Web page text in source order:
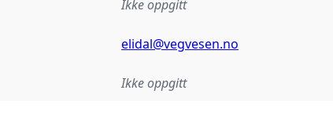
Ikke oppgitt
elidal@vegvesen.no
Ikke oppgitt